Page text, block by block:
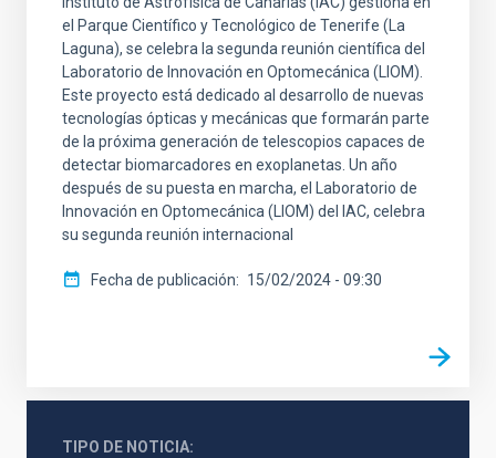
el Parque Científico y Tecnológico de Tenerife (La
Laguna), se celebra la segunda reunión científica del
Laboratorio de Innovación en Optomecánica (LIOM).
Este proyecto está dedicado al desarrollo de nuevas
tecnologías ópticas y mecánicas que formarán parte
de la próxima generación de telescopios capaces de
detectar biomarcadores en exoplanetas. Un año
después de su puesta en marcha, el Laboratorio de
Innovación en Optomecánica (LIOM) del IAC, celebra
su segunda reunión internacional
Fecha de publicación 15/02/2024 - 09:30
TIPO DE NOTICIA